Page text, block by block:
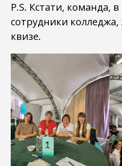
P.S. Кстати, команда,
сотрудники колледжа,
квизе.